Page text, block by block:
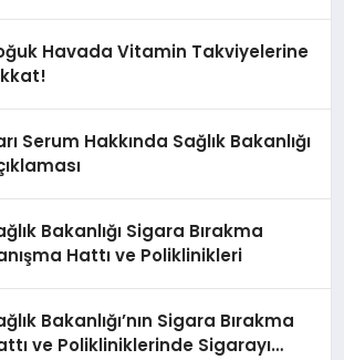
Havada Vitamin Takviyelerine
Serum Hakkında Sağlık Bakanlığı
Bakanlığı Sigara Bırakma
Hattı ve Poliklinikleri
Bakanlığı’nın Sigara Bırakma
ve Polikliniklerinde Sigarayı